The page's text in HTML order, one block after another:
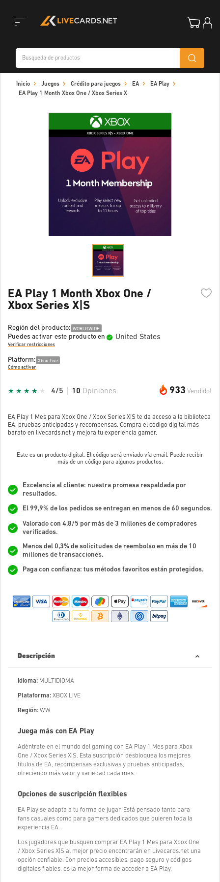
navigation
Inicio Juegos Crédito para juegos EA
EA Play
EA Play 1 Month Xbox One / Xbox Series X
EA Play 1 Month Xbox One /
Xbox Series X|S
Región del producto: WORLDWIDE
Puedes activar este producto en United States
Verificar restricciones
Platform: Xbox Live
Cómo activar
933 Vendido!
4/5 10 Opiniones
EA Play 1 Mes para Xbox One / Xbox Series X|S te da acceso a la biblioteca
EA, pruebas anticipadas y recompensas. Compra el código digital más
barato en livecards.net y mejora tu experiencia gamer.
Este es un producto digital. El código será enviado vía email. Puede recibir
más de un código para algunos productos.
Excelencia al cliente: nuestra promesa respaldada por
resultados.
El 99,9% de los pedidos se entregan en menos de 60 segundos.
Valorado con 4,8/5 por más de 3 millones de compradores
verificados.
Menos del 0,3% de solicitudes de reembolso en más de 10
millones de transacciones.
Paga con confianza: tus métodos favoritos están protegidos.
Descripción
Idioma: MULTIDIOMA
Plataforma: XBOX LIVE
Región: WW
Juega más con EA Play
Adéntrate en el mundo del gaming con EA Play 1 Mes para Xbox
One / Xbox Series X|S. Esta suscripción desbloquea los mejores
títulos de EA, recompensas exclusivas y pruebas anticipadas,
ofreciendo más valor y variedad cada mes.
Opciones de suscripción flexibles
EA Play se adapta a tu forma de jugar. Está pensado tanto para
fans casuales como para gamers dedicados que quieren toda la
experiencia EA.
Los jugadores que busquen comprar EA Play 1 Mes para Xbox One
/ Xbox Series X|S al mejor precio encontrarán en Livecards.net una
opción confiable. Con precios accesibles, pago seguro y códigos
digitales fiables, es la mejor forma de acceder a EA Play.